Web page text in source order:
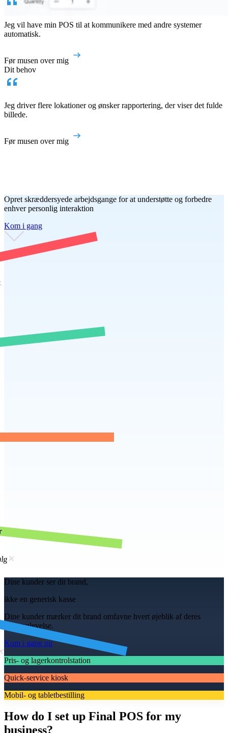
Jeg vil have min POS til at kommunikere med andre systemer
automatisk.
Før musen over mig
Dit behov
Jeg driver flere lokationer og ønsker rapportering, der viser det fulde
billede.
Før musen over mig
Opret skræddersyede arbejdsgange for at understøtte og forbedre
enhver personlig interaktion
Kom i gang
Dine kunder ser dit brand,
ikke en generisk kasse
Dine kunder mærker dit brand omfavne hvert øjeblik af deres
kasseoplevelse.
Kom i gang nu
Pris- og lagerkontrolstation
Quick-service kiosk
Mobil- og tabletbestilling
How do I set up Final POS for my
business?